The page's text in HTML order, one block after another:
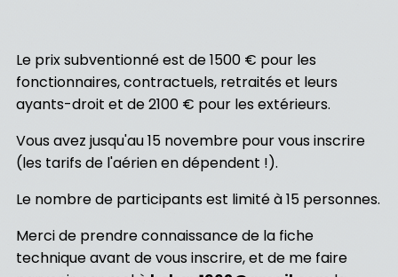
Le prix subventionné est de 1500 € pour les
fonctionnaires, contractuels, retraités et leurs
ayants-droit et de 2100 € pour les extérieurs.
Vous avez jusqu'au 15 novembre pour vous inscrire
(les tarifs de l'aérien en dépendent !).
Le nombre de participants est limité à 15 personnes.
Merci de prendre connaissance de la fiche
technique avant de vous inscrire, et de me faire